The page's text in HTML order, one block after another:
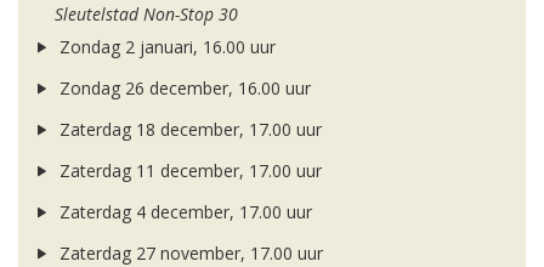
Sleutelstad Non-Stop 30
Zondag 2 januari, 16.00 uur
Zondag 26 december, 16.00 uur
Zaterdag 18 december, 17.00 uur
Zaterdag 11 december, 17.00 uur
Zaterdag 4 december, 17.00 uur
Zaterdag 27 november, 17.00 uur